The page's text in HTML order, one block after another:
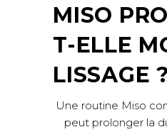
MISO
T-ELLE
LISSAGE ?
Une routine Miso
peut prolonger la